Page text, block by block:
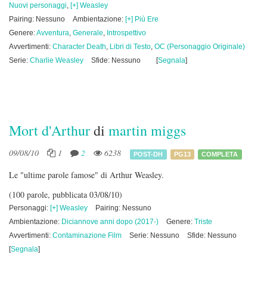
Nuovi personaggi, [+] Weasley
Pairing: Nessuno
Ambientazione: [+] Più Ere
Genere:Avventura, Generale, Introspettivo
Avvertimenti: Character Death, Libri di Testo, OC (Personaggio Originale)
Serie: Charlie Weasley Sfide: Nessuno [Segnala]
Mort d'Arthurdi martin miggs
09/08/10 1 2 6238 POST-DH PG13 COMPLETA
Le "ultime parole famose" di Arthur Weasley.
(100 parole, pubblicata 03/08/10)
Personaggi: [+] Weasley
Pairing: Nessuno
Ambientazione: Diciannove anni dopo (2017-) Genere: Triste
Avvertimenti: Contaminazione Film Serie: Nessuno
Sfide: Nessuno
[Segnala]